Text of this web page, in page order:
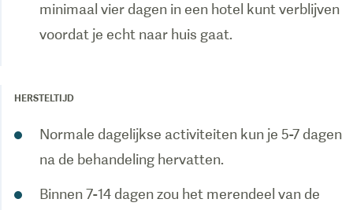
minimaal vier dagen in een hotel kunt verblijven
voordat je echt naar huis gaat.
HERSTELTIJD
Normale dagelijkse activiteiten kun je 5-7 dagen
na de behandeling hervatten.
Binnen 7-14 dagen zou het merendeel van de